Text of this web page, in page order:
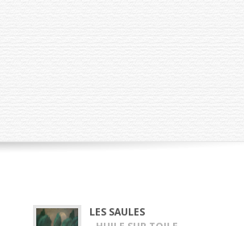
LES SAULES